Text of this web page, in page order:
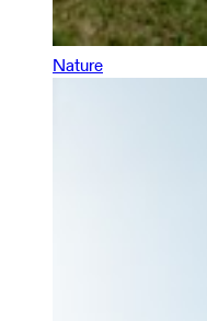
Nature